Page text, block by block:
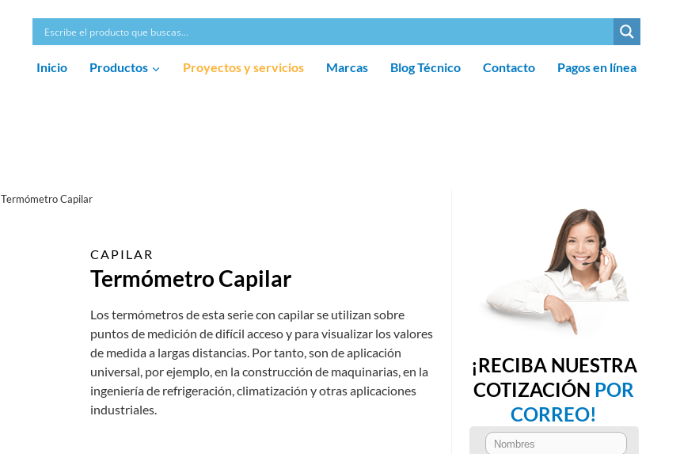
Inicio
Productos Proyectos y servicios Marcas Blog Técnico Contacto Pagos en línea
Termómetro Capilar
CAPILAR
Termómetro Capilar
Los termómetros de esta serie con capilar se utilizan sobre
puntos de medición de difícil acceso y para visualizar los valores
de medida a largas distancias. Por tanto, son de aplicación
universal, por ejemplo, en la construcción de maquinarias, en la
ingeniería de refrigeración, climatización y otras aplicaciones
industriales.
¡RECIBA NUESTRA
COTIZACIÓN POR
CORREO!